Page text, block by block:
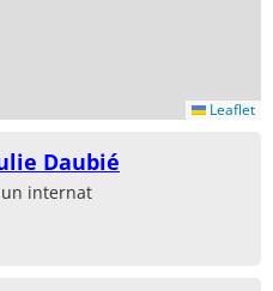
Leaflet
Daubié
un internat